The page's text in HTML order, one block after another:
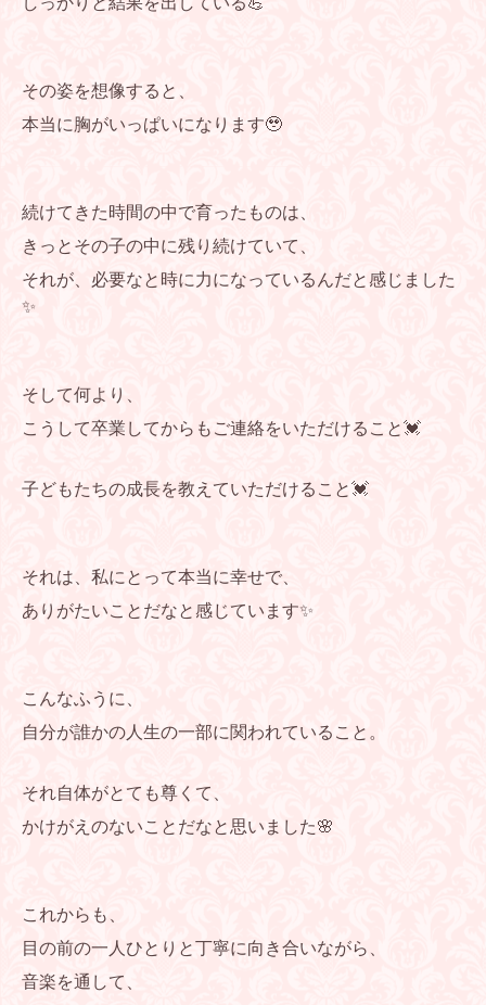
その姿を想像すると、
本当に胸がいっぱいになります🥹
続けてきた時間の中で育ったものは、
きっとその子の中に残り続けていて、
それが、必要なと時に力になっているんだと感じました
✨
そして何より、
こうして卒業してからもご連絡をいただけること💓
子どもたちの成長を教えていただけること💓
それは、私にとって本当に幸せで、
ありがたいことだなと感じています✨
こんなふうに、
自分が誰かの人生の一部に関われていること。
それ自体がとても尊くて、
かけがえのないことだなと思いました🌸
これからも、
目の前の一人ひとりと丁寧に向き合いながら、
音楽を通して、